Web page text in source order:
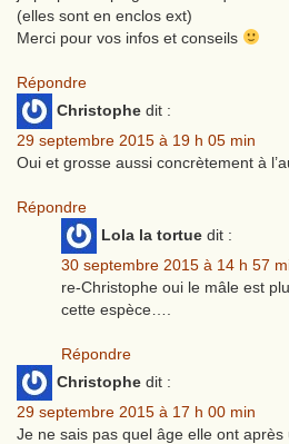
(elles sont en enclos ext)
Merci pour vos infos et conseils
Répondre
Christophe dit :
29 septembre 2015 à 19 h 05 min
Oui et grosse aussi concrètement à
Répondre
Lola la tortue dit :
30 septembre 2015 à 14 h 57
re-Christophe oui le mâle est
cette espèce….
Répondre
Christophe dit :
29 septembre 2015 à 17 h 00 min
Je ne sais pas quel âge elle ont